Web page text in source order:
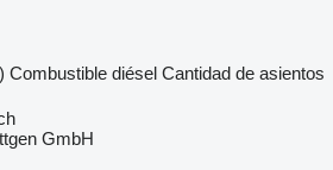
Combustible diésel Cantidad de asientos
GmbH